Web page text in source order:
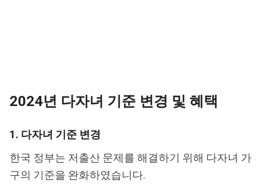
2024년 다자녀 기준 변경 및 혜택
1. 다자녀 기준 변경
한국 정부는 저출산 문제를 해결하기 위해 다자녀 가
구의 기준을 완화하였습니다.